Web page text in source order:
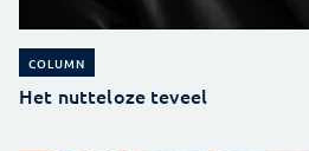
COLUMN
Het nutteloze teveel